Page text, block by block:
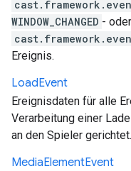
WINDOW_CHANGED -
Ereignis.
LoadEvent
Ereignisdaten für alle
Verarbeitung einer
an den Spieler gerichtet.
MediaElementEvent